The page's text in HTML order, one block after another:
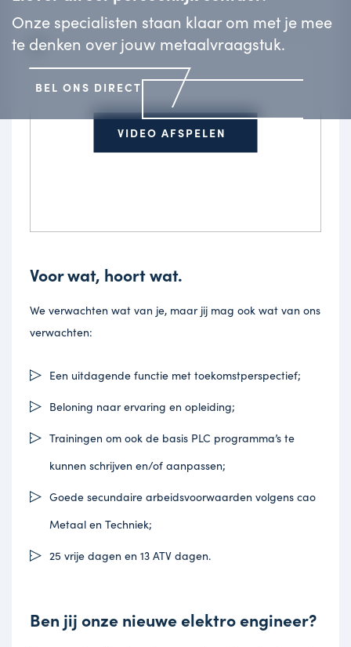
Onze specialisten staan klaar om met je mee
te denken over jouw metaalvraagstuk.
BEL ONS DIRECT
VIDEO AFSPELEN
Voor wat, hoort wat.
We verwachten wat van je, maar jij mag ook wat van ons
verwachten:
Een uitdagende functie met toekomstperspectief;
Beloning naar ervaring en opleiding;
Trainingen om ook de basis PLC programma’s te
kunnen schrijven en/of aanpassen;
Goede secundaire arbeidsvoorwaarden volgens cao
Metaal en Techniek;
25 vrije dagen en 13 ATV dagen.
Ben jij onze nieuwe elektro engineer?